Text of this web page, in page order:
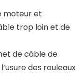
moteur et
trop loin et de
de câble de
des rouleaux